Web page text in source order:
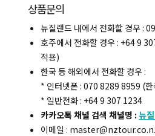
상품문의
뉴질랜드 내에서 전화할 경우 :
호주에서 전화할 경우 : +64 9
적용)
한국 등 해외에서 전화할 경우 :
* 인터넷폰 : 070 8289 8959 (한
* 일반전화 : +64 9 307 1234
카카오톡 채널 검색 채널명 : 뉴
이메일 :